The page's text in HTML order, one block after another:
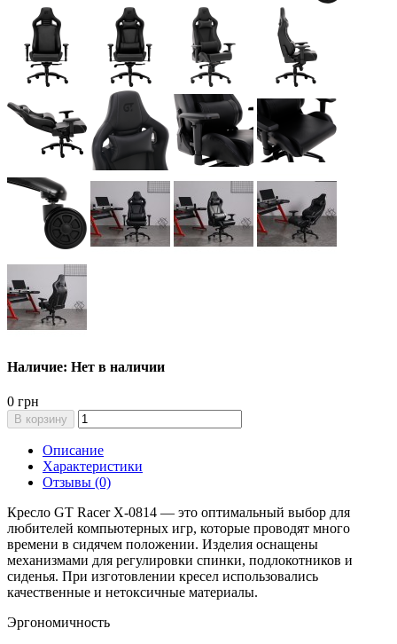
Наличие: Нет в наличии
0 грн
В корзину
Описание
Характеристики
Отзывы (0)
Кресло GT Racer X-0814 — это оптимальный выбор для
любителей компьютерных игр, которые проводят много
времени в сидячем положении. Изделия оснащены
механизмами для регулировки спинки, подлокотников и
сиденья. При изготовлении кресел использовались
качественные и нетоксичные материалы.
Эргономичность